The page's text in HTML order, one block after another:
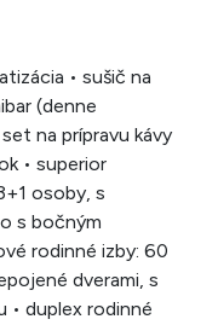
• sušič na
(denne
na prípravu kávy
• superior
osoby, s
s bočným
rodinné izby: 60
dverami, s
• duplex rodinné